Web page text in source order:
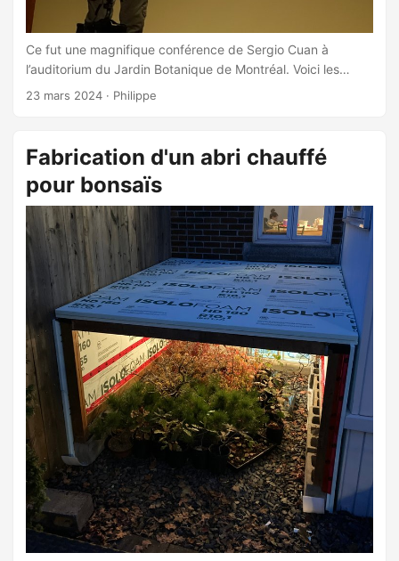
Ce fut une magnifique conférence de Sergio Cuan à
l’auditorium du Jardin Botanique de Montréal. Voici les
points forts selon moi: ...
23 mars 2024 · Philippe
Fabrication d'un abri chauffé
pour bonsaïs